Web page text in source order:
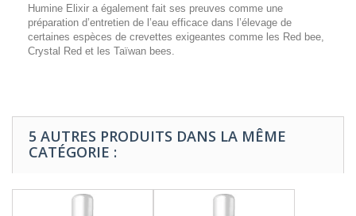
Humine Elixir a également fait ses preuves comme une
préparation d’entretien de l’eau efficace dans l’élevage de
certaines espèces de crevettes exigeantes comme les Red bee,
Crystal Red et les Taïwan bees.
5 AUTRES PRODUITS DANS LA MÊME
CATÉGORIE :